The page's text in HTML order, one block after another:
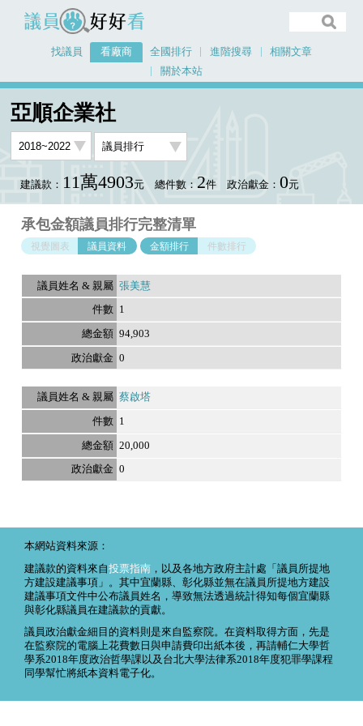
議員好好看
找議員 看廠商 全國排行 進階搜尋
相關文章
關於本站
亞順企業社
建議款： 11萬4903元 總件數： 2件 政治獻金： 0元
承包金額議員排行完整清單
視覺圖表 議員資料 金額排行 件數排行
張美慧
1
94,903
0
蔡啟塔
1
20,000
0
本網站資料來源：
建議款的資料來自投票指南 ，以及各地方政府主計處「議員所提地
方建設建議事項」。其中宜蘭縣、彰化縣並無在議員所提地方建設
建議事項文件中公布議員姓名，導致無法透過統計得知每個宜蘭縣
與彰化縣議員在建議款的貢獻。
議員政治獻金細目的資料則是來自監察院。在資料取得方面，先是
在監察院的電腦上花費數日與申請費印出紙本後，再請輔仁大學哲
學系2018年度政治哲學課以及台北大學法律系2018年度犯罪學課程
同學幫忙將紙本資料電子化。